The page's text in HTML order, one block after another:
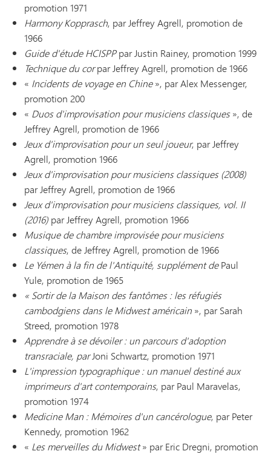
promotion 1971
Harmony Kopprasch, par Jeffrey Agrell, promotion de
1966
Guide d'étude HCISPPpar Justin Rainey, promotion 1999
Technique du corpar Jeffrey Agrell, promotion de 1966
« Incidents de voyage en Chine», par Alex Messenger,
promotion 200
« Duos d'improvisation pour musiciens classiques», de
Jeffrey Agrell, promotion de 1966
Jeux d'improvisation pour un seul joueur, par Jeffrey
Agrell, promotion 1966
Jeux d'improvisation pour musiciens classiques (2008)
par Jeffrey Agrell, promotion de 1966
Jeux d'improvisation pour musiciens classiques, vol. II
(2016) par Jeffrey Agrell, promotion 1966
Musique de chambre improvisée pour musiciens
classiques, de Jeffrey Agrell, promotion de 1966
Le Yémen à la fin de l'Antiquité, supplément dePaul
Yule, promotion de 1965
« Sortir de la Maison des fantômes : les réfugiés
cambodgiens dans le Midwest américain », par Sarah
Streed, promotion 1978
Apprendre à se dévoiler : un parcours d'adoption
transraciale, parJoni Schwartz, promotion 1971
L'impression typographique : un manuel destiné aux
imprimeurs d'art contemporains, par Paul Maravelas,
promotion 1974
Medicine Man : Mémoires d'un cancérologue, par Peter
Kennedy, promotion 1962
« Les merveilles du Midwest» par Eric Dregni, promotion